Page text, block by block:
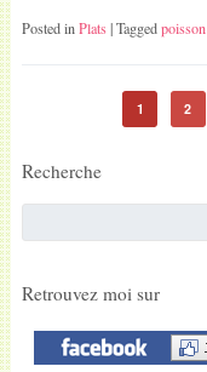
Posted inPlats | Taggedpoisson
1 2
Recherche
Retrouvez moi sur